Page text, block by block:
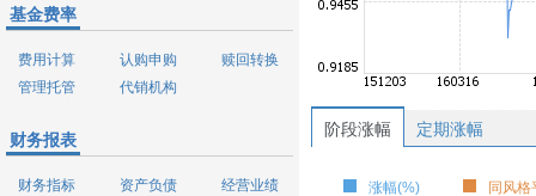
基金费率
费用计算 认购申购
赎回转换
管理托管
代销机构
财务报表
财务指标 资产负债
经营业绩
阶段涨幅 定期涨幅
涨幅(%) 同风格